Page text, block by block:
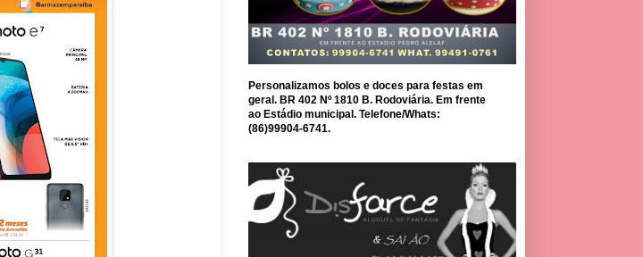
Personalizamos bolos e doces para festas em
geral. BR 402 Nº 1810 B. Rodoviária. Em frente
ao Estádio municipal. Telefone/Whats:
(86)99904-6741.